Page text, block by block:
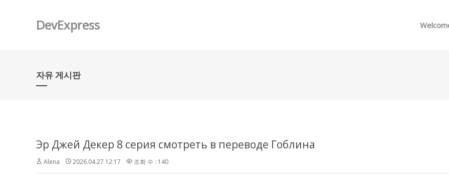
DevExpress
자유 게시판
Эр Джей Декер 8 серия смотреть в переводе Гоблина
Alena 2026.04.27 12:17 조회 수 : 140